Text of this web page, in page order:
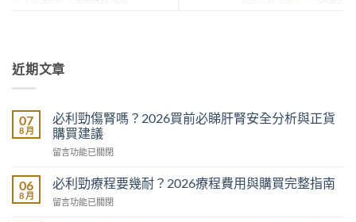
近期文章
07
8 月
必利勁傷腎嗎？2026買前必睇肝腎安全分析與正貨
購買建議
在
利
勁
傷
留言功能已關閉
06
8 月
必利勁療程要幾耐？2026療程費用與購買完整指南
在
留言功能已關閉